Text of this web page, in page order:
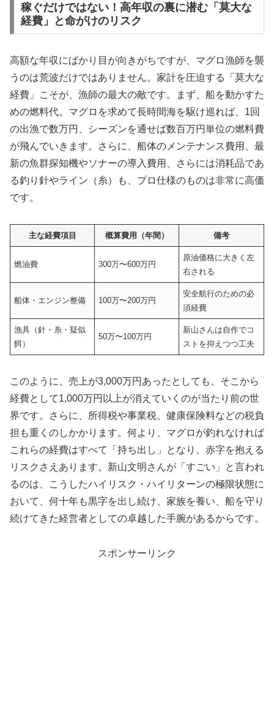
稼ぐだけではない！高年収の裏に潜む「莫大な
経費」と命がけのリスク
高額な年収にばかり目が向きがちですが、マグロ漁師を襲
うのは荒波だけではありません。家計を圧迫する「莫大な
経費」こそが、漁師の最大の敵です。まず、船を動かすた
めの燃料代。マグロを求めて長時間海を駆け巡れば、1回
の出漁で数万円、シーズンを通せば数百万円単位の燃料費
が飛んでいきます。さらに、船体のメンテナンス費用、最
新の魚群探知機やソナーの導入費用、さらには消耗品であ
る釣り針やライン（糸）も、プロ仕様のものは非常に高価
です。
主な経費項目 概算費用（年間） 備考
燃油費 300万〜600万円
原油価格に大きく左
右される
船体・エンジン整備 100万〜200万円
安全航行のための必
須経費
漁具（針・糸・疑似
餌）
50万〜100万円
新山さんは自作でコ
ストを抑えつつ工夫
このように、売上が3,000万円あったとしても、そこから
経費として1,000万円以上が消えていくのが当たり前の世
界です。さらに、所得税や事業税、健康保険料などの税負
担も重くのしかかります。何より、マグロが釣れなければ
これらの経費はすべて「持ち出し」となり、赤字を抱える
リスクさえあります。新山文明さんが「すごい」と言われ
るのは、こうしたハイリスク・ハイリターンの極限状態に
おいて、何十年も黒字を出し続け、家族を養い、船を守り
続けてきた経営者としての卓越した手腕があるからです。
スポンサーリンク